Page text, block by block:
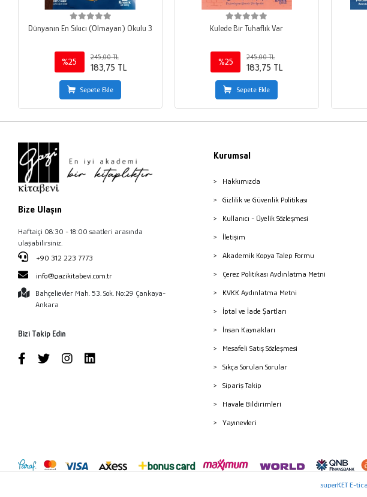
Dünyanın En Sıkıcı (Olmayan) Okulu 3
%25
245,00 TL
183,75 TL
Sepete Ekle
Kulede Bir Tuhaflık Var
%25
245,00 TL
183,75 TL
Sepete Ekle
Bize Ulaşın
Haftaiçi 08:30 - 18:00 saatleri arasında
ulaşabilirsiniz.
+90 312 223 7773
info@gazikitabevi.com.tr
Bahçelievler Mah. 53. Sok. No:29 Çankaya-
Ankara
Bizi Takip Edin
Kurumsal
Hakkımızda
Gizlilik ve Güvenlik Politikası
Kullanıcı - Üyelik Sözleşmesi
İletişim
Akademik Kopya Talep Formu
Çerez Politikası Aydınlatma Metni
KVKK Aydınlatma Metni
İptal ve İade Şartları
İnsan Kaynakları
Mesafeli Satış Sözleşmesi
Sıkça Sorulan Sorular
Sipariş Takip
Havale Bildirimleri
Yayınevleri
superKET E-